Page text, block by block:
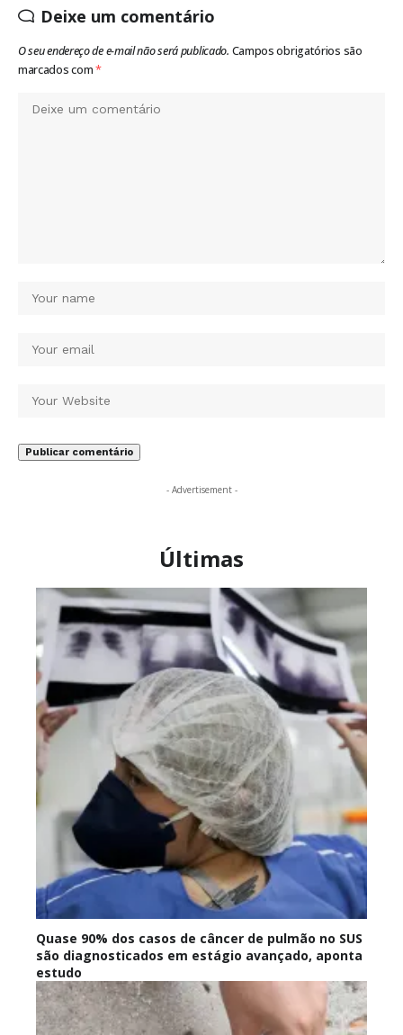
Deixe um comentário
O seu endereço de e-mail não será publicado. Campos obrigatórios são
marcados com*
- Advertisement -
Últimas
Quase 90% dos casos de câncer de pulmão no SUS
são diagnosticados em estágio avançado, aponta
estudo